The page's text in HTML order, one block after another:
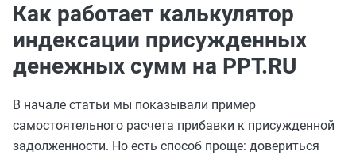
Как работает калькулятор
индексации присужденных
денежных сумм на PPT.RU
В начале статьи мы показывали пример
самостоятельного расчета прибавки к присужденной
задолженности. Но есть способ проще: довериться